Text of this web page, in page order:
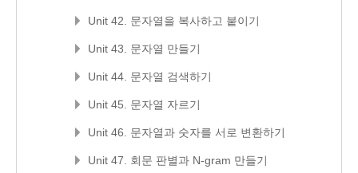
Unit 42. 문자열을 복사하고 붙이기
Unit 43. 문자열 만들기
Unit 44. 문자열 검색하기
Unit 45. 문자열 자르기
Unit 46. 문자열과 숫자를 서로 변환하기
Unit 47. 회문 판별과 N-gram 만들기